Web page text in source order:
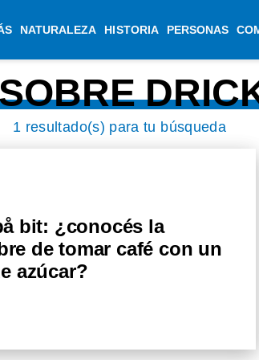
NATURALEZA HISTORIA PERSONAS
1 resultado(s) para tu búsqueda
bit: ¿conocés la
de tomar café con un
azúcar?